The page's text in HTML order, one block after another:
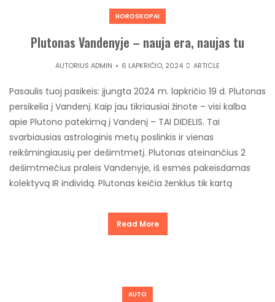
HOROSKOPAI
Plutonas Vandenyje – nauja era, naujas tu
AUTORIUS ADMIN 6 LAPKRIČIO, 2024 ARTICLE
Pasaulis tuoj pasikeis: įjungta 2024 m. lapkričio 19 d. Plutonas
persikelia į Vandenį. Kaip jau tikriausiai žinote – visi kalba
apie Plutono patekimą į Vandenį – TAI DIDELIS. Tai
svarbiausias astrologinis metų poslinkis ir vienas
reikšmingiausių per dešimtmetį. Plutonas ateinančius 2
dešimtmečius praleis Vandenyje, iš esmės pakeisdamas
kolektyvą IR individą. Plutonas keičia ženklus tik kartą
Read More
AUTO